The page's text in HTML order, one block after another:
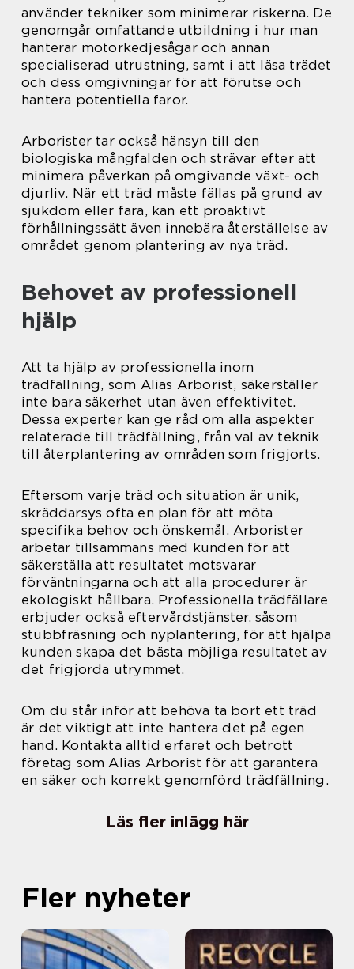
använder tekniker som minimerar riskerna. De
genomgår omfattande utbildning i hur man
hanterar motorkedjesågar och annan
specialiserad utrustning, samt i att läsa trädet
och dess omgivningar för att förutse och
hantera potentiella faror.
Arborister tar också hänsyn till den
biologiska mångfalden och strävar efter att
minimera påverkan på omgivande växt- och
djurliv. När ett träd måste fällas på grund av
sjukdom eller fara, kan ett proaktivt
förhållningssätt även innebära återställelse av
området genom plantering av nya träd.
Behovet av professionell
hjälp
Att ta hjälp av professionella inom
trädfällning, som Alias Arborist, säkerställer
inte bara säkerhet utan även effektivitet.
Dessa experter kan ge råd om alla aspekter
relaterade till trädfällning, från val av teknik
till återplantering av områden som frigjorts.
Eftersom varje träd och situation är unik,
skräddarsys ofta en plan för att möta
specifika behov och önskemål. Arborister
arbetar tillsammans med kunden för att
säkerställa att resultatet motsvarar
förväntningarna och att alla procedurer är
ekologiskt hållbara. Professionella trädfällare
erbjuder också eftervårdstjänster, såsom
stubbfräsning och nyplantering, för att hjälpa
kunden skapa det bästa möjliga resultatet av
det frigjorda utrymmet.
Om du står inför att behöva ta bort ett träd
är det viktigt att inte hantera det på egen
hand. Kontakta alltid erfaret och betrott
företag som Alias Arborist för att garantera
en säker och korrekt genomförd trädfällning.
Läs fler inlägg här
Fler nyheter